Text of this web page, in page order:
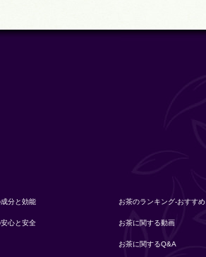
分と効能
心と安全
お茶のランキング-おすすめ
お茶に関する動画
お茶に関するQ&A